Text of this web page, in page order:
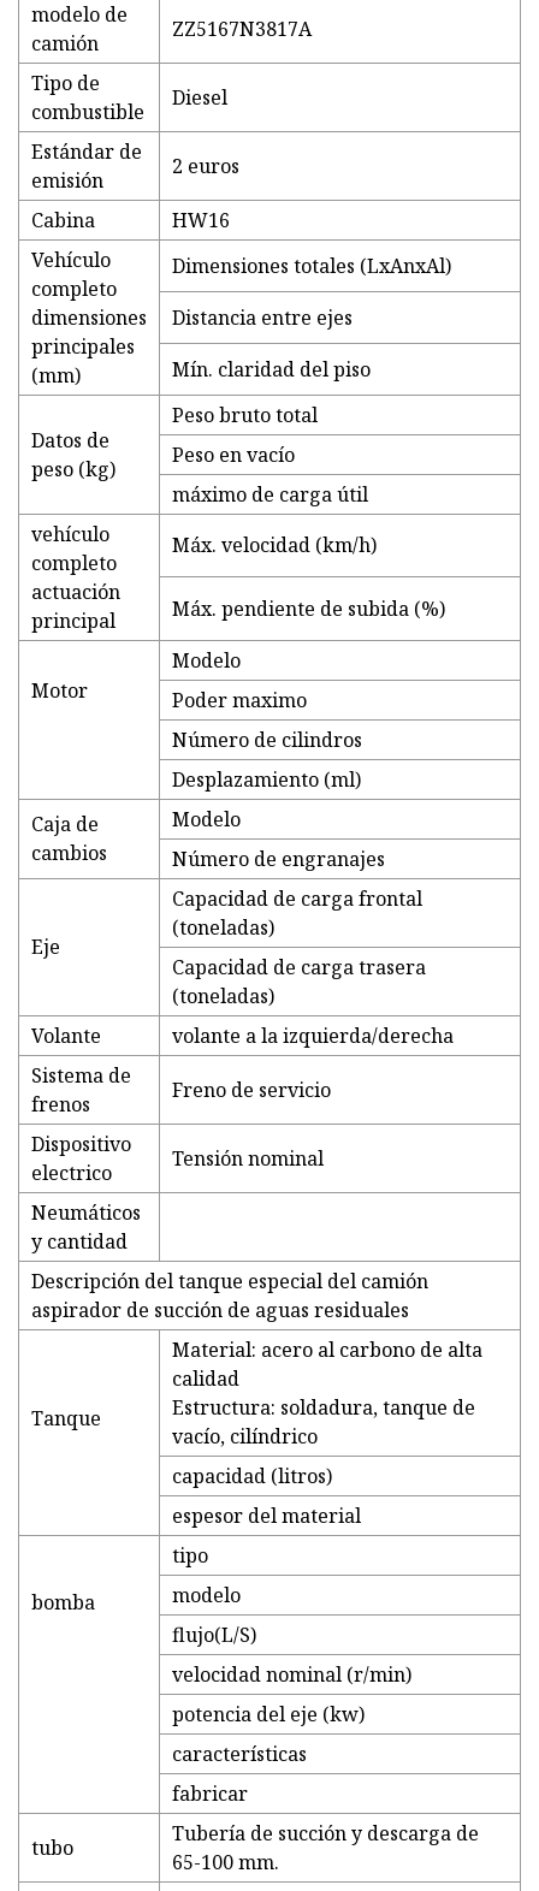
modelo de
camión
ZZ5167N3817A
Tipo de
combustible
Diesel
Estándar de
emisión
2 euros
Cabina
HW16
Vehículo
completo
dimensiones
principales
(mm)
Dimensiones totales (LxAnxAl)
Distancia entre ejes
Mín. claridad del piso
Datos de
peso (kg)
Peso bruto total
Peso en vacío
máximo de carga útil
vehículo
completo
actuación
principal
Máx. velocidad (km/h)
Máx. pendiente de subida (%)
Motor
Modelo
Poder maximo
Número de cilindros
Desplazamiento (ml)
Caja de
cambios
Modelo
Número de engranajes
Eje
Capacidad de carga frontal
(toneladas)
Capacidad de carga trasera
(toneladas)
Volante
volante a la izquierda/derecha
Sistema de
frenos
Freno de servicio
Dispositivo
electrico
Tensión nominal
Neumáticos
y cantidad
Descripción del tanque especial del camión
aspirador de succión de aguas residuales
Tanque
Material: acero al carbono de alta
calidad
Estructura: soldadura, tanque de
vacío, cilíndrico
capacidad (litros)
espesor del material
bomba
tipo
modelo
flujo(L/S)
velocidad nominal (r/min)
potencia del eje (kw)
características
fabricar
tubo
Tubería de succión y descarga de
65-100 mm.